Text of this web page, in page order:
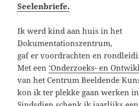
Seelenbriefe.
Ik werd kind aan huis in het
Dokumentationszentrum,
gaf er voordrachten en
Met een ‘Onderzoeks- en
van het Centrum Beeldende
kon ik ter plekke gaan werken